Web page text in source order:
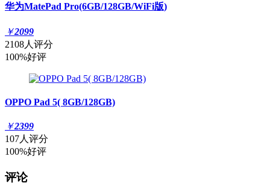
华为MatePad Pro(6GB/128GB/WiFi版)
￥2099
2108人评分
100%好评
OPPO Pad 5( 8GB/128GB)
￥2399
107人评分
100%好评
评论